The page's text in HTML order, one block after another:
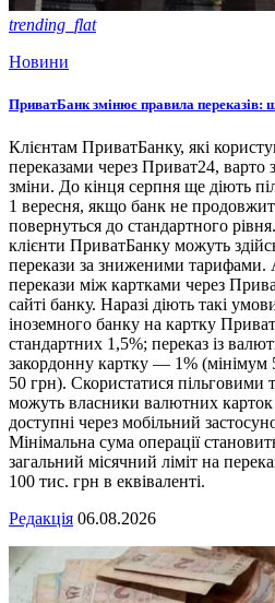
trending_flat
Новини
ПриватБанк змінює правила переказів:
Клієнтам ПриватБанку, які
переказами через Приват24, варто
зміни. До кінця серпня ще діють
1 вересня, якщо банк не
повернуться до стандартного
клієнти ПриватБанку можуть
перекази за зниженими тарифами.
перекази між картками через
сайті банку. Наразі діють такі
іноземного банку на картку
стандартних 1,5%; переказ із
закордонну картку — 1% (мінімум
50 грн). Скористатися пільговими
можуть власники валютних
доступні через мобільний
Мінімальна сума операції
загальний місячний ліміт на
100 тис. грн в еквіваленті.
Редакція 06.08.2026